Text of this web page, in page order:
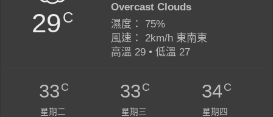
29C
Overcast Clouds
濕度： 75%
風速： 2km/h 東南東
高溫 29 • 低溫 27
33C
星期二
33C
星期三
34C
星期四